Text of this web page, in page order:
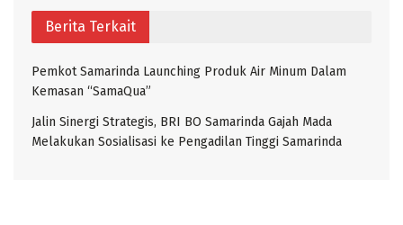
Berita Terkait
Pemkot Samarinda Launching Produk Air Minum Dalam
Kemasan “SamaQua”
Jalin Sinergi Strategis, BRI BO Samarinda Gajah Mada
Melakukan Sosialisasi ke Pengadilan Tinggi Samarinda